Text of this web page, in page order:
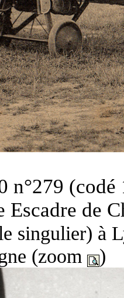
n°279
de
singulier) à
(zoom
)